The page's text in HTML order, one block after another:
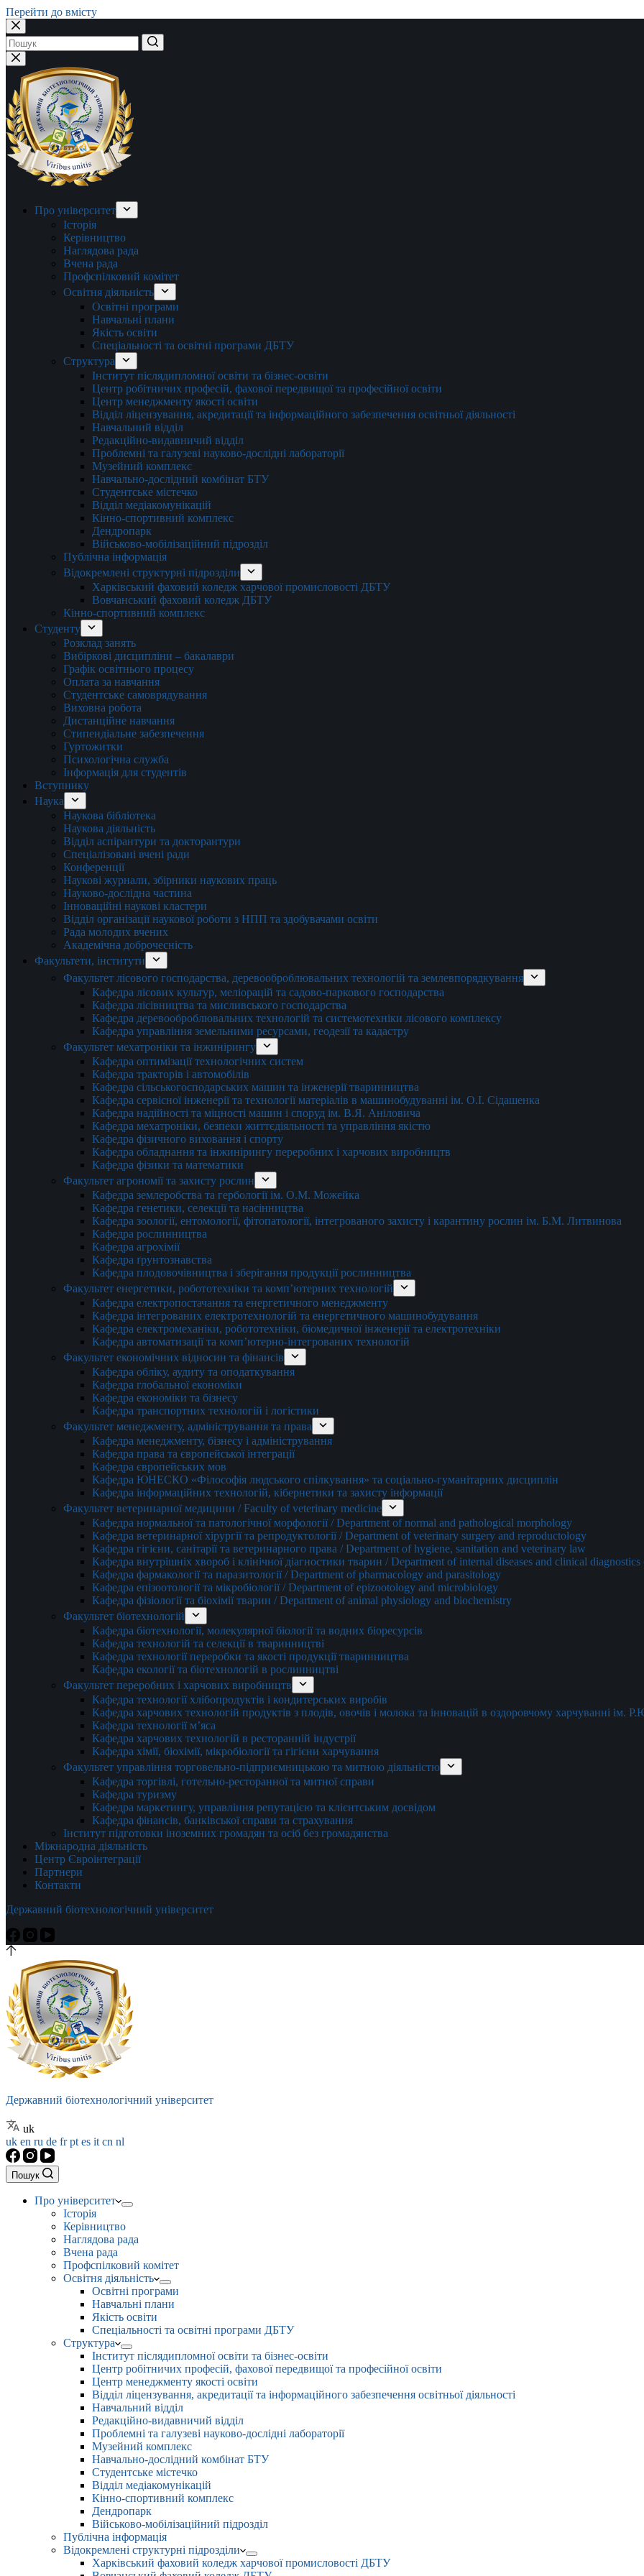
Перейти до вмісту
Немає
результатів
Про університет
Історія
Керівництво
Наглядова рада
Вчена рада
Профспілковий комітет
Освітня діяльність
Освітні програми
Навчальні плани
Якість освіти
Спеціальності та освітні програми ДБТУ
Структура
Інститут післядипломної освіти та бізнес-освіти
Центр робітничих професій, фахової передвищої та професійної освіти
Центр менеджменту якості освіти
Відділ ліцензування, акредитації та інформаційного забезпечення освітньої діяльності
Навчальний відділ
Редакційно-видавничий відділ
Проблемні та галузеві науково-дослідні лабораторії
Музейний комплекс
Навчально-дослідний комбінат БТУ
Студентське містечко
Відділ медіакомунікацій
Кінно-спортивний комплекс
Дендропарк
Військово-мобілізаційний підрозділ
Публічна інформація
Відокремлені структурні підрозділи
Харківський фаховий коледж харчової промисловості ДБТУ
Вовчанський фаховий коледж ДБТУ
Кінно-спортивний комплекс
Студенту
Розклад занять
Вибіркові дисципліни – бакалаври
Графік освітнього процесу
Оплата за навчання
Студентське самоврядування
Виховна робота
Дистанційне навчання
Стипендіальне забезпечення
Гуртожитки
Психологічна служба
Інформація для студентів
Вступнику
Наука
Наукова бібліотека
Наукова діяльність
Відділ аспірантури та докторантури
Спеціалізовані вчені ради
Конференції
Наукові журнали, збірники наукових праць
Науково-дослідна частина
Інноваційні наукові кластери
Відділ організації наукової роботи з НПП та здобувачами освіти
Рада молодих вчених
Академічна доброчесність
Факультети, інститути
Факультет лісового господарства, деревооброблювальних технологій та землевпорядкування
Кафедра лісових культур, меліорацій та садово-паркового господарства
Кафедра лісівництва та мисливського господарства
Кафедра деревооброблювальних технологій та системотехніки лісового комплексу
Кафедра управління земельними ресурсами, геодезії та кадастру
Факультет мехатроніки та інжинірингу
Кафедра оптимізації технологічних систем
Кафедра тракторів і автомобілів
Кафедра сільськогосподарських машин та інженерії тваринництва
Кафедра cервісної інженерії та технології матеріалів в машинобудуванні ім. О.І. Сідашенка
Кафедра надійності та міцності машин і споруд ім. В.Я. Аніловича
Кафедра мехатроніки, безпеки життєдіяльності та управління якістю
Кафедра фізичного виховання і спорту
Кафедра обладнання та інжинірингу переробних і харчових виробництв
Кафедра фізики та математики
Факультет агрономії та захисту рослин
Кафедра землеробства та гербології ім. О.М. Можейка
Кафедра генетики, селекції та насінництва
Кафедра зоології, ентомології, фітопатології, інтегрованого захисту і карантину рослин ім. Б.М. Литвинова
Кафедра рослинництва
Кафедра агрохімії
Кафедра ґрунтознавства
Кафедра плодовочівництва і зберігання продукції рослинництва
Факультет енергетики, робототехніки та комп’ютерних технологій
Кафедра електропостачання та енергетичного менеджменту
Кафедра інтегрованих електротехнологій та енергетичного машинобудування
Кафедра електромеханіки, робототехніки, біомедичної інженерії та електротехніки
Кафедра автоматизації та комп’ютерно-інтегрованих технологій
Факультет економічних відносин та фінансів
Кафедра обліку, аудиту та оподаткування
Кафедра глобальної економіки
Кафедра економіки та бізнесу
Кафедра транспортних технологій і логістики
Факультет менеджменту, адміністрування та права
Кафедра менеджменту, бізнесу і адміністрування
Кафедра права та європейської інтеграції
Кафедра європейських мов
Кафедра ЮНЕСКО «Філософія людського спілкування» та соціально-гуманітарних дисциплін
Кафедра інформаційних технологій, кібернетики та захисту інформації
Факультет ветеринарної медицини / Faculty of veterinary medicine
Кафедра нормальної та патологічної морфології / Department of normal and pathological morphology
Кафедра ветеринарної хірургії та репродуктології / Department of veterinary surgery and reproductology
Кафедра гігієни, санітарії та ветеринарного права / Department of hygiene, sanitation and veterinary law
Кафедра внутрішніх хвороб і клінічної діагностики тварин / Department of internal diseases and clinical
Кафедра фармакології та паразитології / Department of pharmacology and parasitology
Кафедра епізоотології та мікробіології / Department of epizootology and microbiology
Кафедра фізіології та біохімії тварин / Department of animal physiology and biochemistry
Факультет біотехнологій
Кафедра біотехнології, молекулярної біології та водних біоресурсів
Кафедра технологій та селекції в тваринництві
Кафедра технології переробки та якості продукції тваринництва
Кафедра екології та біотехнологій в рослинництві
Факультет переробних і харчових виробництв
Кафедра технології хлібопродуктів і кондитерських виробів
Кафедра харчових технологій продуктів з плодів, овочів і молока та інновацій в оздоровчому харчуванні ім.
Кафедра технології м’яса
Кафедра харчових технологій в ресторанній індустрії
Кафедра хімії, біохімії, мікробіології та гігієни харчування
Факультет управління торговельно-підприємницькою та митною діяльністю
Кафедра торгівлі, готельно-ресторанної та митної справи
Кафедра туризму
Кафедра маркетингу, управління репутацією та клієнтським досвідом
Кафедра фінансів, банківської справи та страхування
Інститут підготовки іноземних громадян та осіб без громадянства
Міжнародна діяльність
Центр Євроінтеграції
Партнери
Контакти
Державний біотехнологічний університет
Державний біотехнологічний університет
uk
uk en ru de frpt es it cn nl
Пошук
Про університет
Історія
Керівництво
Наглядова рада
Вчена рада
Профспілковий комітет
Освітня діяльність
Освітні програми
Навчальні плани
Якість освіти
Спеціальності та освітні програми ДБТУ
Структура
Інститут післядипломної освіти та бізнес-освіти
Центр робітничих професій, фахової передвищої та професійної освіти
Центр менеджменту якості освіти
Відділ ліцензування, акредитації та інформаційного забезпечення освітньої діяльності
Навчальний відділ
Редакційно-видавничий відділ
Проблемні та галузеві науково-дослідні лабораторії
Музейний комплекс
Навчально-дослідний комбінат БТУ
Студентське містечко
Відділ медіакомунікацій
Кінно-спортивний комплекс
Дендропарк
Військово-мобілізаційний підрозділ
Публічна інформація
Відокремлені структурні підрозділи
Харківський фаховий коледж харчової промисловості ДБТУ